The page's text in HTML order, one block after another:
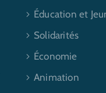
Éducation et
Solidarités
Économie
Animation